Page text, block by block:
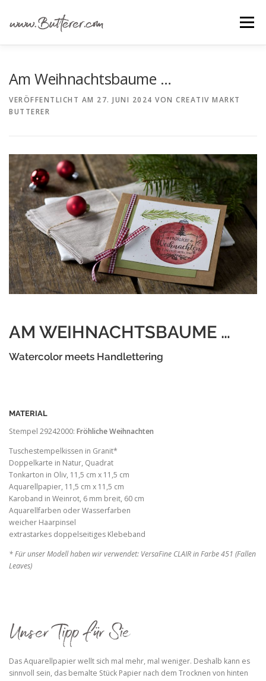
springen
Menü
GRUNDANLEITUNGEN
Am Weihnachtsbaume …
VERÖFFENTLICHT AM 27. JUNI 2024 VON CREATIV MARKT
BUTTERER
AM WEIHNACHTSBAUME …
Watercolor meets Handlettering
MATERIAL
Stempel 29242000: Fröhliche Weihnachten
Tuschestempelkissen in Granit*
Doppelkarte in Natur, Quadrat
Tonkarton in Oliv, 11,5 cm x 11,5 cm
Aquarellpapier, 11,5 cm x 11,5 cm
Karoband in Weinrot, 6 mm breit, 60 cm
Aquarellfarben oder Wasserfarben
weicher Haarpinsel
extrastarkes doppelseitiges Klebeband
* Für unser Modell haben wir verwendet: VersaFine CLAIR in Farbe 451 (Fallen
Leaves)
Das Aquarellpapier wellt sich mal mehr, mal weniger. Deshalb kann es
sinnvoll sein, das bemalte Stück Papier nach dem Trocknen von hinten